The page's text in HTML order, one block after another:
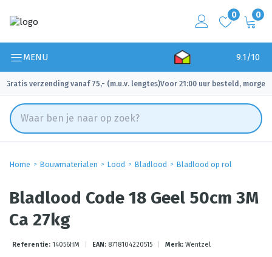
0 0
MENU 9.1/10
Gratis verzending vanaf 75,- (m.u.v. lengtes)
✓ Voor 21:00 uur besteld, morgen
Home Bouwmaterialen Lood Bladlood Bladlood op rol
Bladlood Code 18 Geel 50cm 3M
Ca 27kg
Referentie: 14056HM EAN: 8718104220515 Merk: Wentzel